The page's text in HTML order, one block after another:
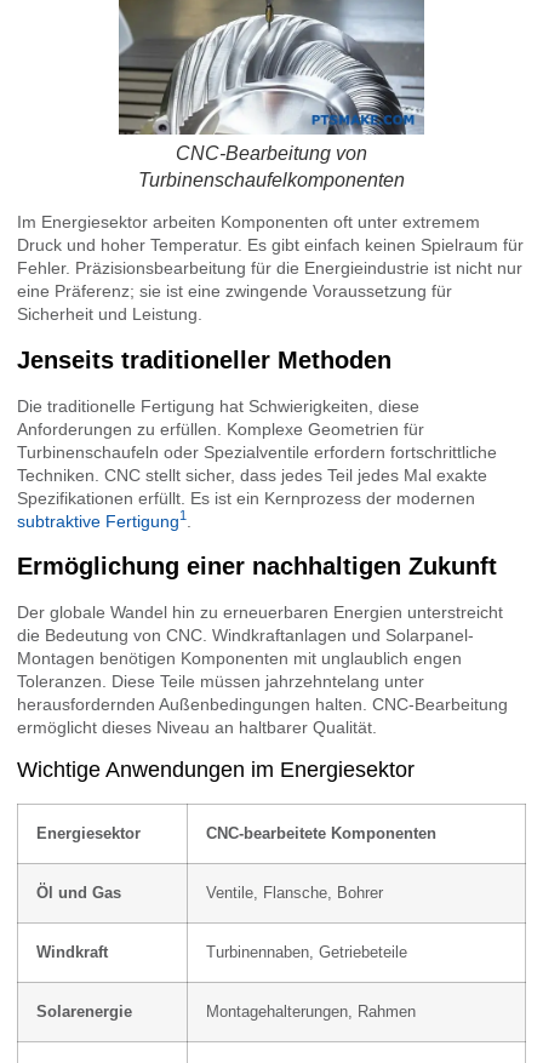
CNC-Bearbeitung von
Turbinenschaufelkomponenten
Im Energiesektor arbeiten Komponenten oft unter extremem
Druck und hoher Temperatur. Es gibt einfach keinen Spielraum für
Fehler. Präzisionsbearbeitung für die Energieindustrie ist nicht nur
eine Präferenz; sie ist eine zwingende Voraussetzung für
Sicherheit und Leistung.
Jenseits traditioneller Methoden
Die traditionelle Fertigung hat Schwierigkeiten, diese
Anforderungen zu erfüllen. Komplexe Geometrien für
Turbinenschaufeln oder Spezialventile erfordern fortschrittliche
Techniken. CNC stellt sicher, dass jedes Teil jedes Mal exakte
Spezifikationen erfüllt. Es ist ein Kernprozess der modernen
subtraktive Fertigung1
Ermöglichung einer nachhaltigen Zukunft
Der globale Wandel hin zu erneuerbaren Energien unterstreicht
die Bedeutung von CNC. Windkraftanlagen und Solarpanel-
Montagen benötigen Komponenten mit unglaublich engen
Toleranzen. Diese Teile müssen jahrzehntelang unter
herausfordernden Außenbedingungen halten. CNC-Bearbeitung
ermöglicht dieses Niveau an haltbarer Qualität.
Wichtige Anwendungen im Energiesektor
Energiesektor CNC-bearbeitete Komponenten
Öl und Gas Ventile, Flansche, Bohrer
Windkraft Turbinennaben, Getriebeteile
Solarenergie Montagehalterungen, Rahmen